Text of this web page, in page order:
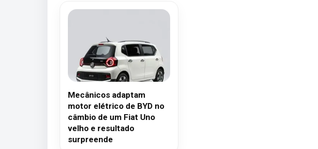
Mecânicos adaptam
motor elétrico de BYD no
câmbio de um Fiat Uno
velho e resultado
surpreende